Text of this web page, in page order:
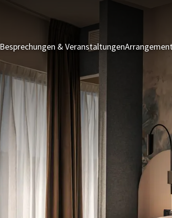
Besprechungen & Veranstaltungen